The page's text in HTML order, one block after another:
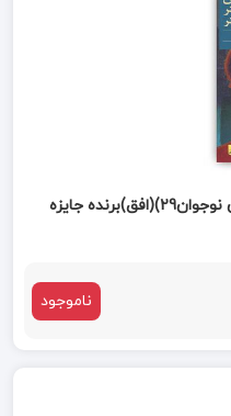
ته کلاس،ردیف آخر،صندلی آخر (رمان نوجوان29)(افق)برنده جایزه
ناموجود